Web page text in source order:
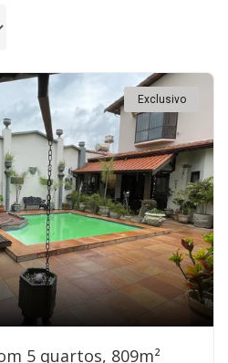
Exclusivo
5 quartos, 809m²